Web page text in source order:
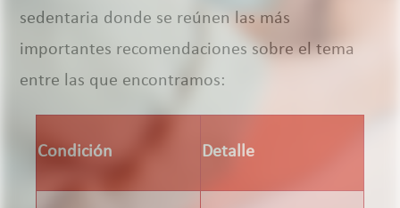
sedentaria donde se reúnen las más
importantes recomendaciones sobre el tema
entre las que encontramos:
Condición Detalle